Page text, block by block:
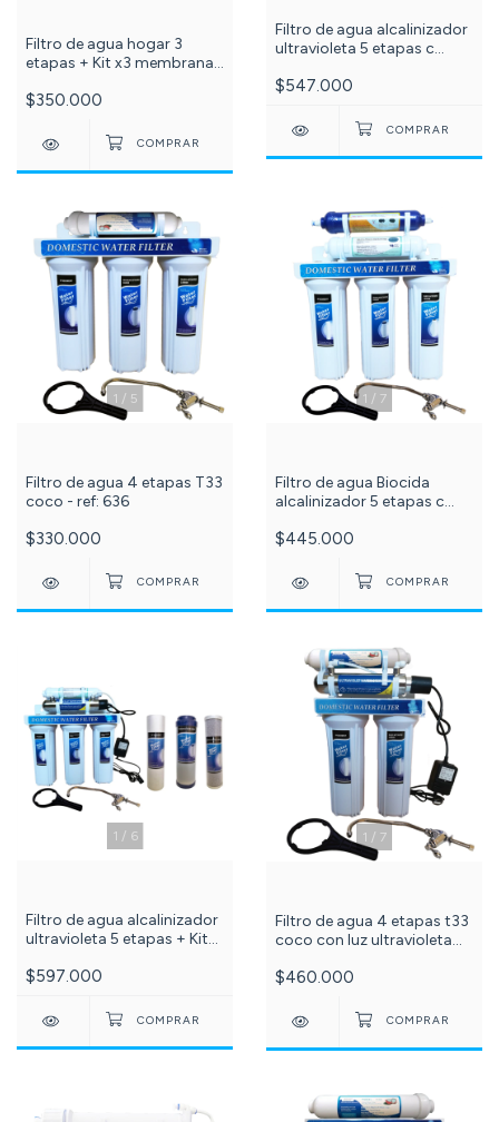
Filtro de agua hogar 3
etapas + Kit x3 membranas
(Sedimentos, carbón
501-
$350.000
Filtro de agua alcalinizador
ultravioleta 5 etapas c
$547.000
1 / 5
Filtro de agua 4 etapas T33
coco - ref: 636
$330.000
1 / 7
Filtro de agua Biocida
alcalinizador 5 etapas c
$445.000
1 / 6
Filtro de agua alcalinizador
ultravioleta 5 etapas + Kit
pulgadas sedimentos,
-517-501-
$597.000
1 / 7
Filtro de agua 4 etapas t33
coco con luz ultravioleta
$460.000